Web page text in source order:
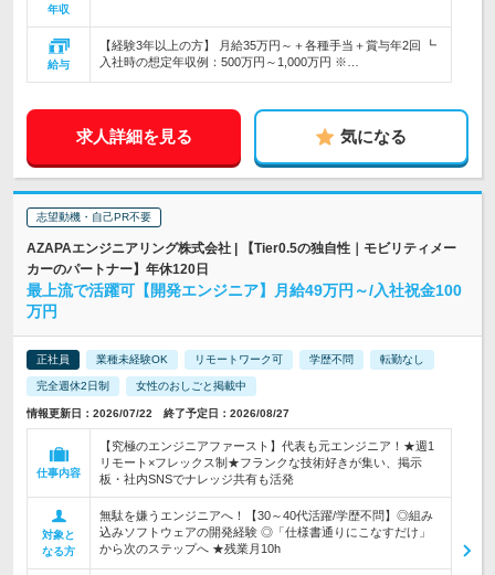
年収
給与
【経験3年以上の方】 月給35万円～＋各種手当＋賞与年2回 ┗
入社時の想定年収例：500万円～1,000万円 ※…
求人詳細を見る 気になる
志望動機・自己PR不要
AZAPAエンジニアリング株式会社 | 【Tier0.5の独自性｜モビリティメー
カーのパートナー】年休120日
最上流で活躍可【開発エンジニア】月給49万円～/入社祝金100
万円
正社員 業種未経験OK リモートワーク可 学歴不問 転勤なし
完全週休2日制 女性のおしごと掲載中
情報更新日：2026/07/22 終了予定日：2026/08/27
仕事内容
【究極のエンジニアファースト】代表も元エンジニア！★週1
リモート×フレックス制★フランクな技術好きが集い、掲示
板・社内SNSでナレッジ共有も活発
対象と
なる方
無駄を嫌うエンジニアへ！【30～40代活躍/学歴不問】◎組み
込みソフトウェアの開発経験 ◎「仕様書通りにこなすだけ」
から次のステップへ ★残業月10h